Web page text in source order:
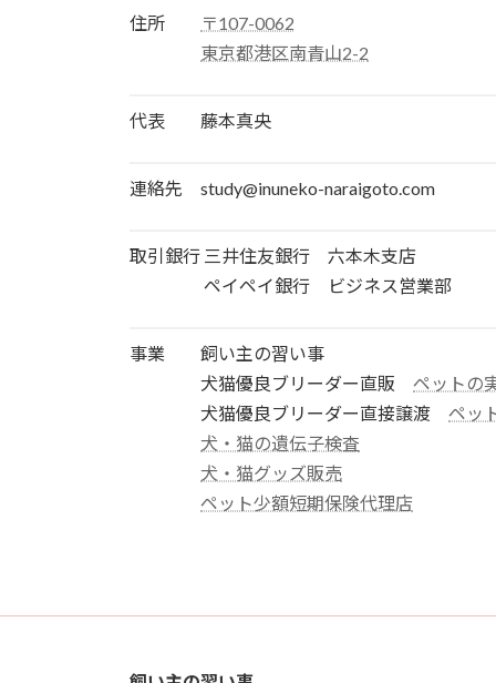
住所
〒107-0062
東京都港区南青山2-2
代表 藤本真央
連絡先 study@inuneko-naraigoto.com
取引銀行 三井住友銀行 六本木支店
ペイペイ銀行 ビジネス営業部
事業 飼い主の習い事
犬猫優良ブリーダー直販 ペットの
犬猫優良ブリーダー直接譲渡 ペッ
犬・猫の遺伝子検査
犬・猫グッズ販売
ペット少額短期保険代理店